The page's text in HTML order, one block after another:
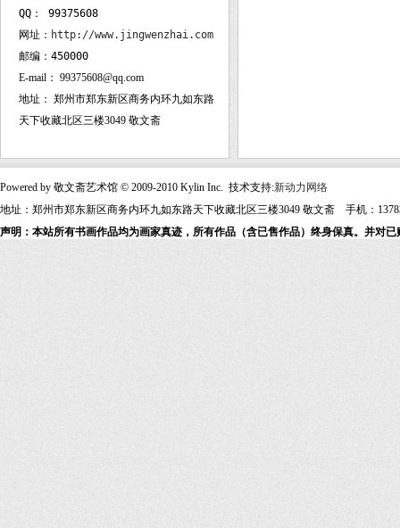
QQ：
99375608
网址： http://www.jingwenzhai.com
邮编：450000
E-mail： 99375608@qq.com
地址： 郑州市郑东新区商务内环九如东路
天下收藏北区三楼3049 敬文斋
Powered by 敬文斋艺术馆 © 2009-2010 Kylin Inc. 技术支持:新动力网络
地址：郑州市郑东新区商务内环九如东路天下收藏北区三楼3049 敬文斋 手机：
声明：本站所有书画作品均为画家真迹，所有作品（含已售作品）终身保真。并对